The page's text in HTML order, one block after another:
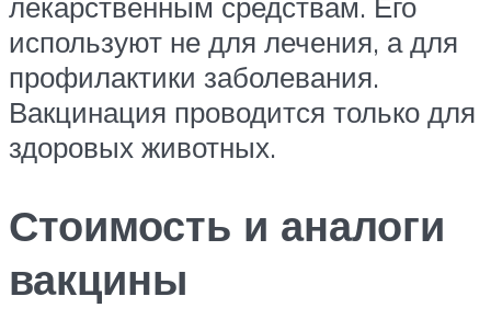
используют не для лечения, а для
профилактики заболевания.
Вакцинация проводится только для
здоровых животных.
Стоимость и аналоги
вакцины